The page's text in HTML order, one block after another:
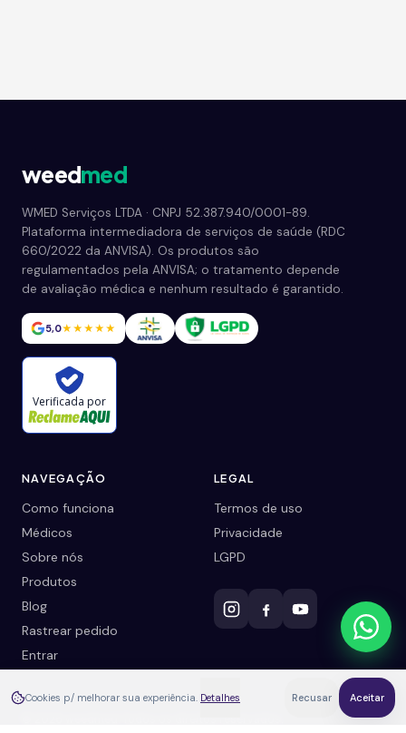
weedmed
WMED Serviços LTDA · CNPJ 52.387.940/0001-89.
Plataforma intermediadora de serviços de saúde (RDC
660/2022 da ANVISA). Os produtos são
regulamentados pela ANVISA; o tratamento depende
de avaliação médica e nenhum resultado é garantido.
5,0★★★★★
Verificada por
NAVEGAÇÃO
Como funciona
Médicos
Sobre nós
Produtos
Blog
Rastrear pedido
Entrar
LEGAL
Termos de uso
Privacidade
LGPD
Cookies p/ melhorar sua experiência. Detalhes Recusar Aceitar